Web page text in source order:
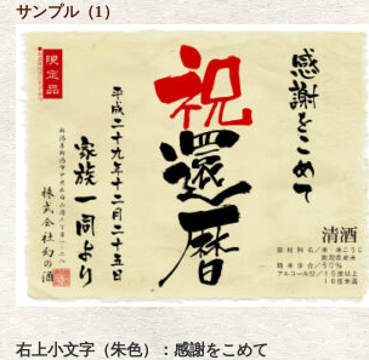
サンプル（1）
右上小文字（朱色）：感謝をこめて